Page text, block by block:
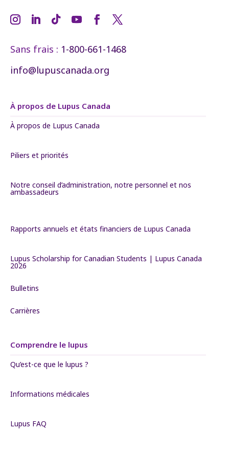
Sans frais : 1-800-661-1468
info@lupuscanada.org
À propos de Lupus Canada
À propos de Lupus Canada
Piliers et priorités
Notre conseil d’administration, notre personnel et nos
ambassadeurs
Rapports annuels et états financiers de Lupus Canada
Lupus Scholarship for Canadian Students | Lupus Canada
2026
Bulletins
Carrières
Comprendre le lupus
Qu’est-ce que le lupus ?
Informations médicales
Lupus FAQ